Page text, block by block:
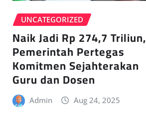
UNCATEGORIZED
Naik Jadi Rp 274,7 Triliun,
Pemerintah Pertegas
Komitmen Sejahterakan
Guru dan Dosen
Admin Aug 24, 2025